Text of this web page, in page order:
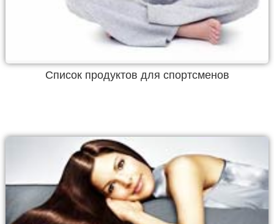
Список продуктов для спортсменов